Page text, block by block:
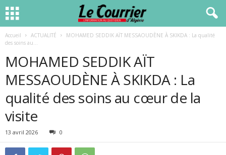
Accueil ACTUALITÉ
MOHAMED SEDDIK AÏT MESSAOUDÈNE À SKIKDA : La qualité
des soins au...
MOHAMED SEDDIK AÏT
MESSAOUDÈNE À SKIKDA : La
qualité des soins au cœur de la
visite
13 avril 2026 0